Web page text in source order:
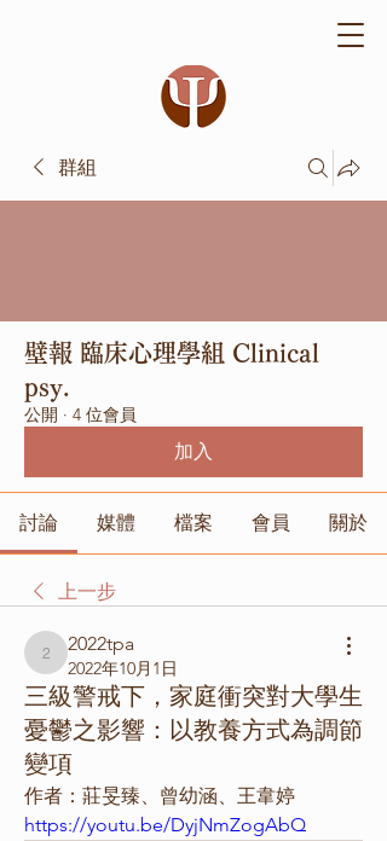
群組
壁報 臨床心理學組 Clinical
psy.
公開 · 4 位會員
加入
討論 媒體 檔案 會員 關於
上一步
2022tpa
2022tpa
2022年10月1日
三級警戒下，家庭衝突對大學生
憂鬱之影響：以教養方式為調節
變項
作者：莊旻臻、曾幼涵、王韋婷
https://youtu.be/DyjNmZogAbQ